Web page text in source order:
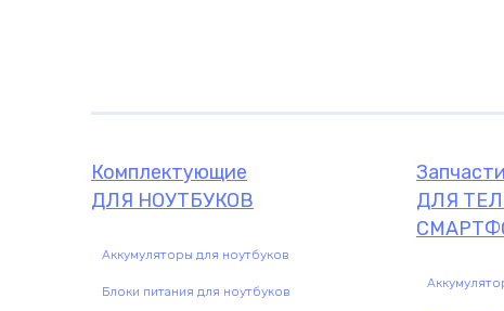
Комплектующие
ДЛЯ НОУТБУКОВ
Аккумуляторы для ноутбуков
Блоки питания для ноутбуков
Запчасти
ДЛЯ